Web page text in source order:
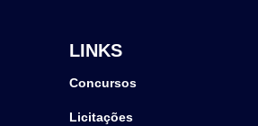
LINKS
Concursos
Licitações